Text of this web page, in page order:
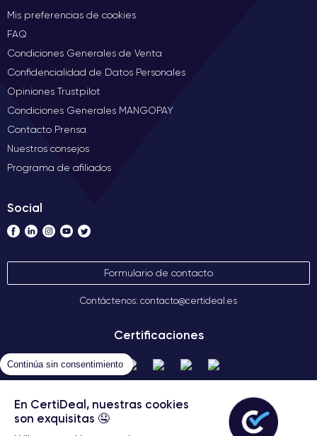
Continúa sin consentimiento
En CertiDeal, nuestras cookies
son exquisitas 🤤
Mis preferencias de cookies
FAQ
Condiciones Generales de Venta
Confidencialidad de Datos Personales
Opiniones Trustpilot
Condiciones Generales MANGOPAY
Contacto Prensa
Nuestros consejos
Programa de afiliados
Social
Formulario de contacto
Contáctenos: contacto@certideal.es
Certificaciones